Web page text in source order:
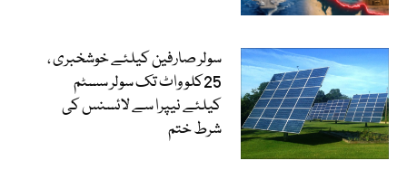
سولر صارفین کیلئے خوشخبری ،
25کلو واٹ تک سولر سسٹم
کیلئے نیپرا سے لائسنس کی
شرط ختم